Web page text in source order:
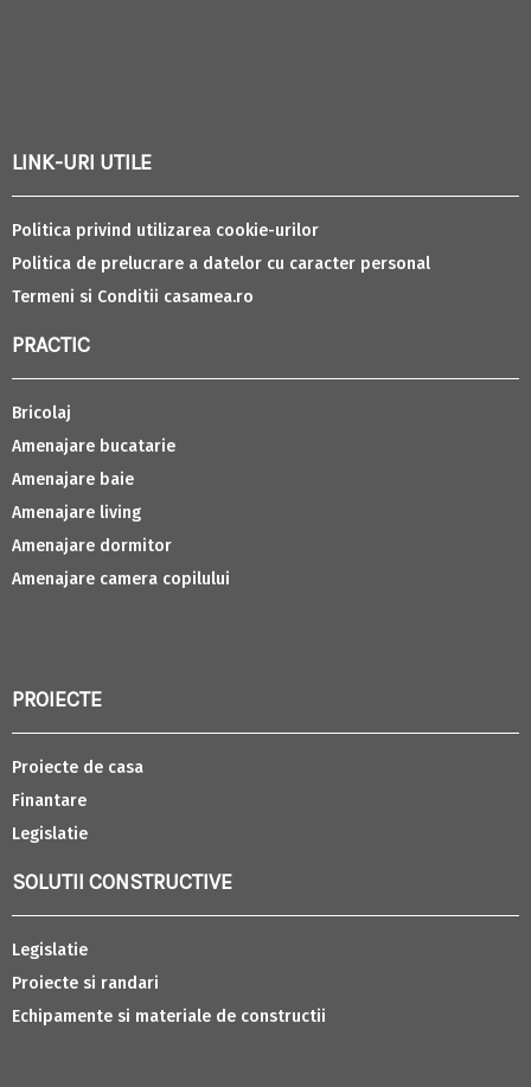
LINK-URI UTILE
Politica privind utilizarea cookie-urilor
Politica de prelucrare a datelor cu caracter personal
Termeni si Conditii casamea.ro
PRACTIC
Bricolaj
Amenajare bucatarie
Amenajare baie
Amenajare living
Amenajare dormitor
Amenajare camera copilului
PROIECTE
Proiecte de casa
Finantare
Legislatie
SOLUTII CONSTRUCTIVE
Legislatie
Proiecte si randari
Echipamente si materiale de constructii